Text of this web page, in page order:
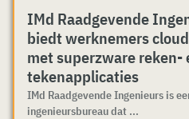
IMd Raadgevende
biedt werknemers
met superzware reken-
tekenapplicaties
IMd Raadgevende Ingenieurs is
ingenieursbureau dat ...